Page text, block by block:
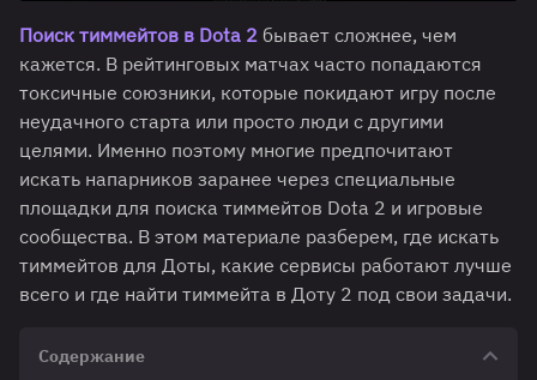
Поиск тиммейтов в Dota 2 бывает сложнее, чем
кажется. В рейтинговых матчах часто попадаются
токсичные союзники, которые покидают игру после
неудачного старта или просто люди с другими
целями. Именно поэтому многие предпочитают
искать напарников заранее через специальные
площадки для поиска тиммейтов Dota 2 и игровые
сообщества. В этом материале разберем, где искать
тиммейтов для Доты, какие сервисы работают лучше
всего и где найти тиммейта в Доту 2 под свои задачи.
Содержание